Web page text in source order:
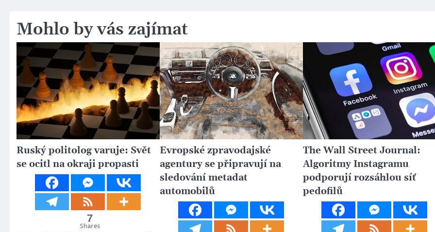
Mohlo by vás zajímat
Ruský politolog varuje: Svět
se ocitl na okraji propasti
7
Shares
Evropské zpravodajské
agentury se připravují na
sledování metadat
automobilů
The Wall Street Journal:
Algoritmy Instagramu
podporují rozsáhlou síť
pedofilů